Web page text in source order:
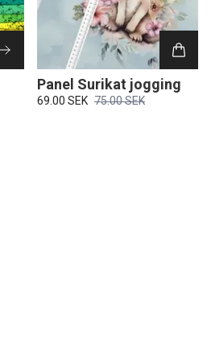
Panel Surikat jogging
69.00 SEK 75.00 SEK